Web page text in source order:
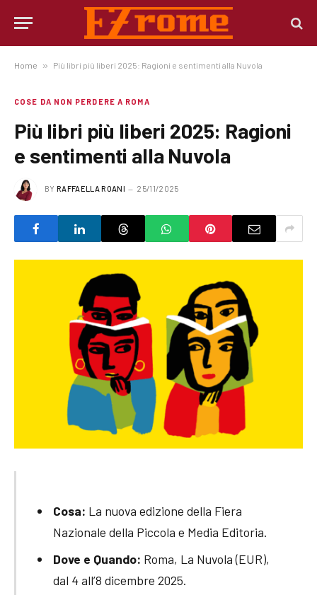
Home » Più libri più liberi 2025: Ragioni e sentimenti alla Nuvola
COSE DA NON PERDERE A ROMA
Più libri più liberi 2025: Ragioni
e sentimenti alla Nuvola
BY RAFFAELLA ROANI 25/11/2025
Cosa: La nuova edizione della Fiera
Nazionale della Piccola e Media Editoria.
Dove e Quando: Roma, La Nuvola (EUR),
dal 4 all’8 dicembre 2025.